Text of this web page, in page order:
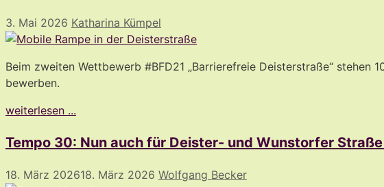
3. Mai 2026 Katharina Kümpel
Beim zweiten Wettbewerb #BFD21 „Barrierefreie Deisterstraße“ stehen
bewerben.
weiterlesen ...
Tempo 30: Nun auch für Deister- und Wunstorfer
18. März 202618. März 2026 Wolfgang Becker